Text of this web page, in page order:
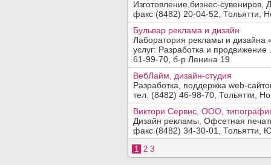
Изготовление бизнес-сувениров,
факс (8482) 20-04-52, Тольятти,
Бульвар реклама и дизайн
Лаборатория рекламы и дизайна
услуг: Разработка и продвижение
61-99-70, б-р Ленина 19
ВебЛайм, дизайн-студия
Разработка, поддержка web-
тел. (8482) 46-98-70, Тольятти,
Виктори Сервис, ООО,
Дизайн рекламы, Офсетная
факс (8482) 34-30-01, Тольятти,
1 2 3